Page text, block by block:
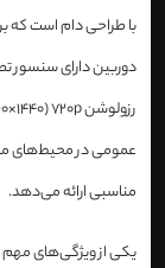
با طراحی دام است که
عمومی در محیط‌های
مناسبی ارائه می‌دهد.